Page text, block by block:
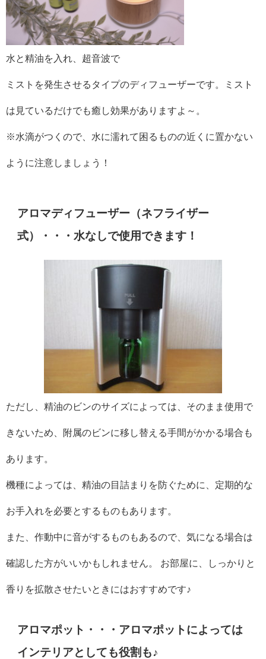
水と精油を入れ、超音波で
ミストを発生させるタイプのディフューザーです。ミスト
は見ているだけでも癒し効果がありますよ～。
※水滴がつくので、水に濡れて困るものの近くに置かない
ように注意しましょう！
アロマディフューザー（ネフライザー
式）・・・水なしで使用できます！
ただし、精油のビンのサイズによっては、そのまま使用で
きないため、附属のビンに移し替える手間がかかる場合も
あります。
機種によっては、精油の目詰まりを防ぐために、定期的な
お手入れを必要とするものもあります。
また、作動中に音がするものもあるので、気になる場合は
確認した方がいいかもしれません。 お部屋に、しっかりと
香りを拡散させたいときにはおすすめです♪
アロマポット・・・アロマポットによっては
インテリアとしても役割も♪